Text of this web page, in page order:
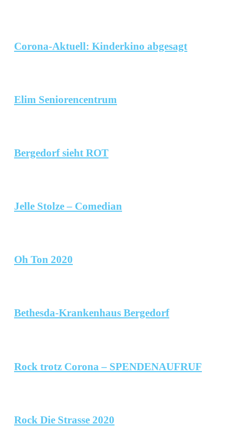
Corona-Aktuell: Kinderkino abgesagt
Elim Seniorencentrum
Bergedorf sieht ROT
Jelle Stolze – Comedian
Oh Ton 2020
Bethesda-Krankenhaus Bergedorf
Rock trotz Corona – SPENDENAUFRUF
Rock Die Strasse 2020